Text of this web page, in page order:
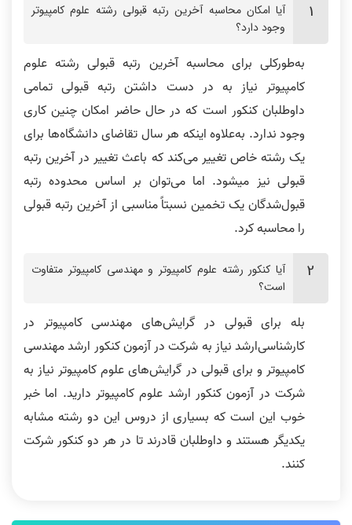
آیا امکان محاسبه آخرین رتبه قبولی رشته علوم کامپیوتر
وجود دارد؟
به‌طورکلی برای محاسبه آخرین رتبه قبولی رشته علوم
کامپیوتر نیاز به در دست داشتن رتبه قبولی تمامی
داوطلبان کنکور است که در حال حاضر امکان چنین کاری
وجود ندارد. به‌علاوه اینکه هر سال تقاضای دانشگاه‌ها برای
یک رشته خاص تغییر می‌کند که باعث تغییر در آخرین رتبه
قبولی نیز می‎شود. اما می‌توان بر اساس محدوده رتبه
قبول‌شدگان یک تخمین نسبتاً مناسبی از آخرین رتبه قبولی
را محاسبه کرد.
آیا کنکور رشته علوم کامپیوتر و مهندسی کامپیوتر متفاوت
است؟
بله برای قبولی در گرایش‌های مهندسی کامپیوتر در
کارشناسی‌ارشد نیاز به شرکت در آزمون کنکور ارشد مهندسی
کامپیوتر و برای قبولی در گرایش‌های علوم کامپیوتر نیاز به
شرکت در آزمون کنکور ارشد علوم کامپیوتر دارید. اما خبر
خوب این است که بسیاری از دروس این دو رشته مشابه
یکدیگر هستند و داوطلبان قادرند تا در هر دو کنکور شرکت
کنند.